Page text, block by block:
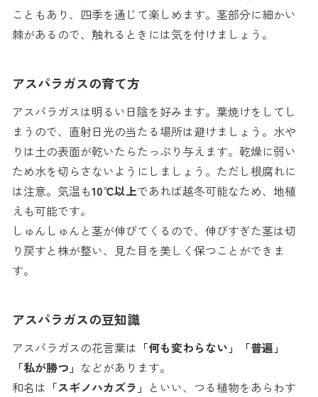
こともあり、四季を通じて楽しめます。茎部分に細かい
棘があるので、触れるときには気を付けましょう。
アスパラガスの育て方
アスパラガスは明るい日陰を好みます。葉焼けをしてし
まうので、直射日光の当たる場所は避けましょう。水や
りは土の表面が乾いたらたっぷり与えます。乾燥に弱い
ため水を切らさないようにしましょう。ただし根腐れに
は注意。気温も10℃以上であれば越冬可能なため、地植
えも可能です。
しゅんしゅんと茎が伸びてくるので、伸びすぎた茎は切
り戻すと株が整い、見た目を美しく保つことができま
す。
アスパラガスの豆知識
アスパラガスの花言葉は 「何も変わらない」「普遍」
「私が勝つ」 などがあります。
和名は 「スギノハカズラ」 といい、つる植物をあらわす